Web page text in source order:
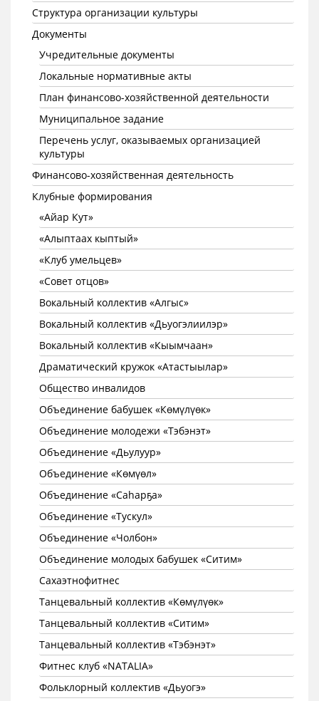
Структура организации культуры
Документы
Учредительные документы
Локальные нормативные акты
План финансово-хозяйственной деятельности
Муниципальное задание
Перечень услуг, оказываемых организацией
культуры
Финансово-хозяйственная деятельность
Клубные формирования
«Айар Кут»
«Алыптаах кыптый»
«Клуб умельцев»
«Совет отцов»
Вокальный коллектив «Алгыс»
Вокальный коллектив «Дьуогэлиилэр»
Вокальный коллектив «Кыымчаан»
Драматический кружок «Атастыылар»
Общество инвалидов
Объединение бабушек «Көмүлүөк»
Объединение молодежи «Тэбэнэт»
Объединение «Дьулуур»
Объединение «Көмүөл»
Объединение «Саhарҕа»
Объединение «Тускул»
Объединение «Чолбон»
Объединение молодых бабушек «Ситим»
Сахаэтнофитнес
Танцевальный коллектив «Көмүлүөк»
Танцевальный коллектив «Ситим»
Танцевальный коллектив «Тэбэнэт»
Фитнес клуб «NATALIA»
Фольклорный коллектив «Дьуогэ»